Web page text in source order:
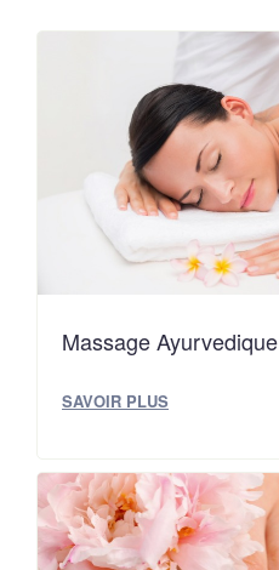
Massage Ayurvedique
SAVOIR PLUS